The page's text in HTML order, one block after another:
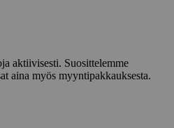
aktiivisesti. Suosittelemme
aina myös myyntipakkauksesta.